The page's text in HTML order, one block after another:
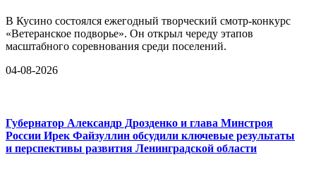
В Кусино состоялся ежегодный творческий смотр-конкурс
«Ветеранское подворье». Он открыл череду этапов
масштабного соревнования среди поселений.
04-08-2026
Губернатор Александр Дрозденко и глава Минстроя
России Ирек Файзуллин обсудили ключевые результаты
и перспективы развития Ленинградской области